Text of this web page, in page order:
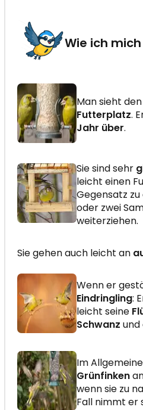
Wie ich
Man sieht
Futterplatz.
Jahr über.
Sie sind sehr
leicht einen
Gegensatz
oder zwei
weiterziehen.
Sie gehen auch leicht an
Wenn er
Eindringling:
leicht seine
Schwanz
Im
Grünfinken
wenn sie zu
Fall nimmt er